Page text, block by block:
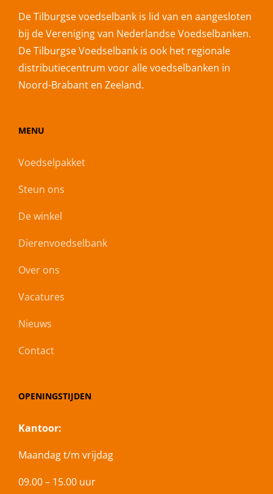
De Tilburgse voedselbank is lid van en aangesloten
bij de Vereniging van Nederlandse Voedselbanken.
De Tilburgse Voedselbank is ook het regionale
distributiecentrum voor alle voedselbanken in
Noord-Brabant en Zeeland.
MENU
Voedselpakket
Steun ons
De winkel
Dierenvoedselbank
Over ons
Vacatures
Nieuws
Contact
OPENINGSTIJDEN
Kantoor:
Maandag t/m vrijdag
09.00 – 15.00 uur